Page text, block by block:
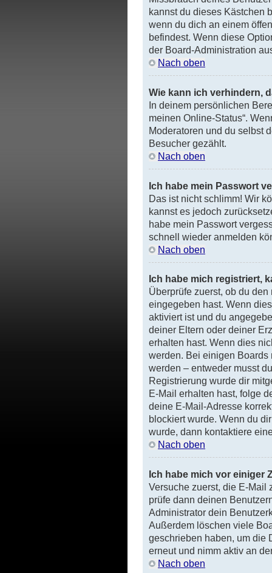
kannst du dieses Kästchen
wenn du dich an einem
befindest. Wenn diese
der Board-Administration
Nach oben
Wie kann ich verhindern,
In deinem persönlichen
meinen Online-Status“.
Moderatoren und du selbst
Besucher gezählt.
Nach oben
Ich habe mein Passwort
Das ist nicht schlimm! Wir
kannst es jedoch
habe mein Passwort
schnell wieder anmelden
Nach oben
Ich habe mich registriert,
Überprüfe zuerst, ob du
eingegeben hast. Wenn
aktiviert ist und du
deiner Eltern oder deiner
erhalten hast. Wenn dies
werden. Bei einigen Boards
werden – entweder musst
Registrierung wurde dir
E-Mail erhalten hast, folge
deine E-Mail-Adresse
blockiert wurde. Wenn du
wurde, dann kontaktiere
Nach oben
Ich habe mich vor einiger
Versuche zuerst, die E-Mail
prüfe dann deinen
Administrator dein
Außerdem löschen viele
geschrieben haben, um die
erneut und nimm aktiv an
Nach oben